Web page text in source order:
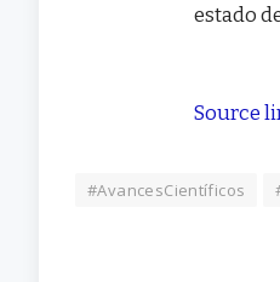
estado
Source
#AvancesCientíficos